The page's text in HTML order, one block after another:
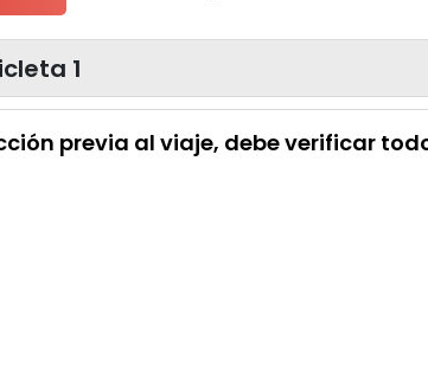
1
previa al viaje, debe verificar